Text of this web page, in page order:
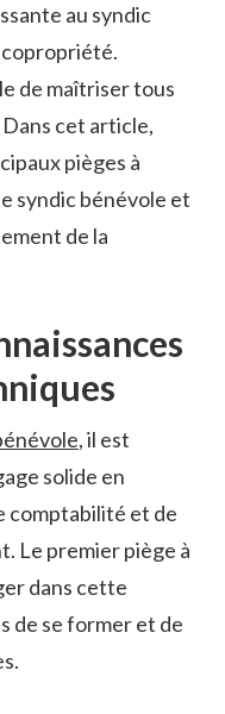
au syndic
de maîtriser tous
cet article,
pièges à
syndic bénévole et
de la
, il est
solide en
comptabilité et de
Le premier piège à
dans cette
de se former et de